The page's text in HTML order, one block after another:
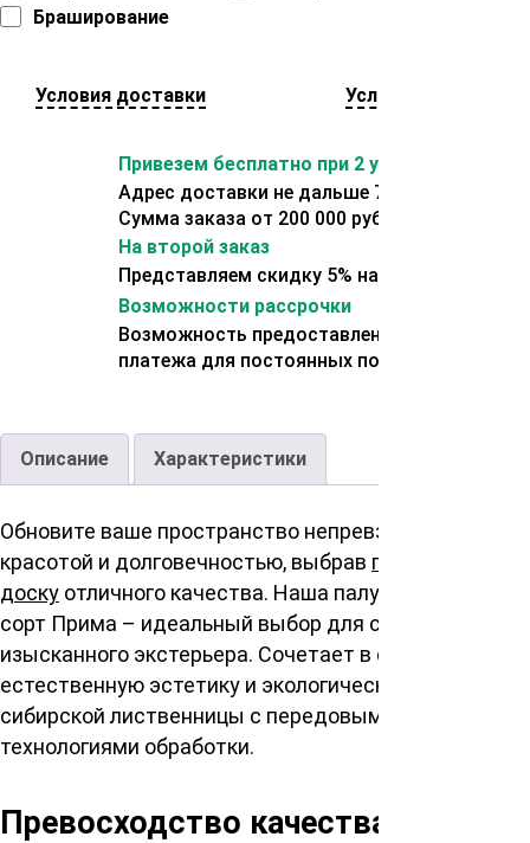
Браширование
Условия доставки Условия оплаты
Привезем бесплатно при 2 условиях:
Адрес доставки не дальше 70 км от склада.
Сумма заказа от 200 000 рублей.
На второй заказ
Представляем скидку 5% на второй заказ
Возможности рассрочки
Возможность предоставления отсрочки
платежа для постоянных покупателей.
Описание Характеристики
Обновите ваше пространство непревзойденной
красотой и долговечностью, выбрав палубную
доску отличного качества. Наша палубная доска
сорт Прима – идеальный выбор для создания
изысканного экстерьера. Сочетает в себе
естественную эстетику и экологическую чистоту
сибирской лиственницы с передовыми
технологиями обработки.
Превосходство качества